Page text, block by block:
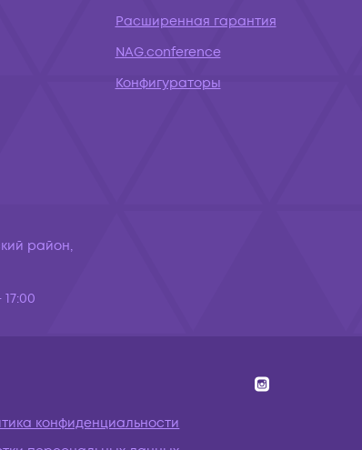
Расширенная гарантия
NAG.conference
Конфигураторы
район,
конфиденциальности